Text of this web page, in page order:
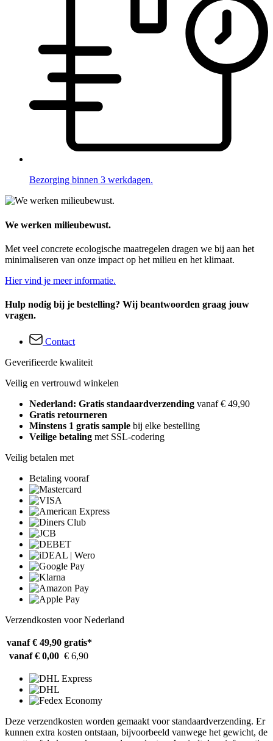
Bezorging binnen 3 werkdagen.
We werken milieubewust.
Met veel concrete ecologische maatregelen dragen we bij aan het
minimaliseren van onze impact op het milieu en het klimaat.
Hier vind je meer informatie.
Hulp nodig bij je bestelling? Wij beantwoorden graag jouw
vragen.
Contact
Geverifieerde kwaliteit
Veilig en vertrouwd winkelen
Nederland: Gratis standaardverzending vanaf € 49,90
Gratis retourneren
Minstens 1 gratis sample bij elke bestelling
Veilige betaling met SSL-codering
Veilig betalen met
Betaling vooraf
Verzendkosten voor Nederland
vanaf € 49,90 gratis*
vanaf € 0,00 € 6,90
Deze verzendkosten worden gemaakt voor standaardverzending. Er
kunnen extra kosten ontstaan, bijvoorbeeld vanwege het gewicht, de